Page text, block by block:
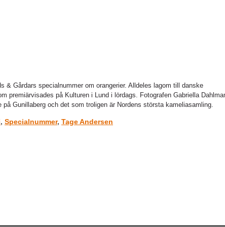
& Gårdars specialnummer om orangerier. Alldeles lagom till danske
premiärvisades på Kulturen i Lund i lördags. Fotografen Gabriella
Gunillaberg och det som troligen är Nordens största kameliasamling.
, Specialnummer, Tage Andersen